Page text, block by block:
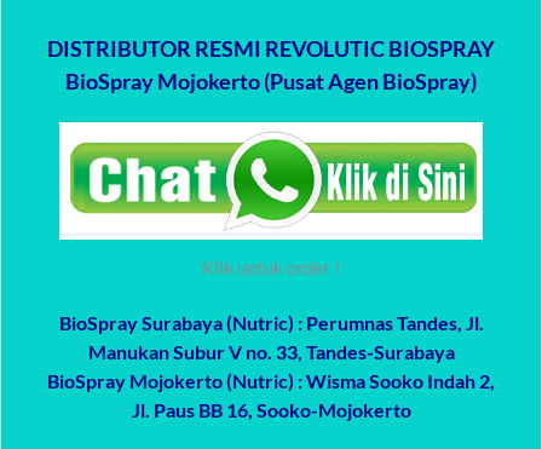
DISTRIBUTOR RESMI REVOLUTIC BIOSPRAY
BioSpray Mojokerto (Pusat Agen BioSpray)
Klik untuk order !
BioSpray Surabaya (Nutric) : Perumnas Tandes, Jl.
Manukan Subur V no. 33, Tandes-Surabaya
BioSpray Mojokerto (Nutric) : Wisma Sooko Indah 2,
Jl. Paus BB 16, Sooko-Mojokerto